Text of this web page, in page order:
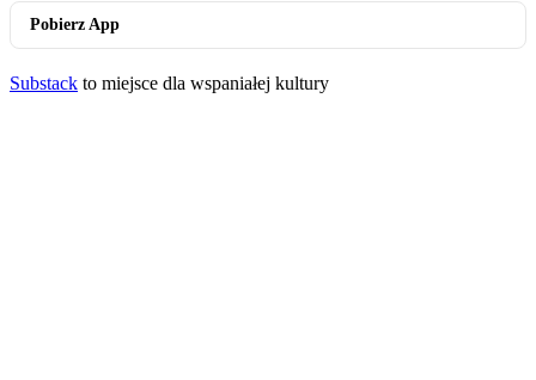
Pobierz App
Substack to miejsce dla wspaniałej kultury